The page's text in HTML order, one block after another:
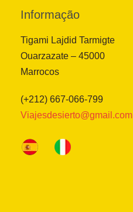
Informação
Tigami Lajdid Tarmigte
Ouarzazate – 45000
Marrocos
(+212) 667-066-799
Viajesdesierto@gmail.com